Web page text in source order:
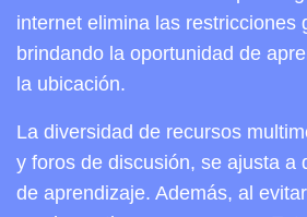
internet elimina las restricciones
brindando la oportunidad de
la ubicación.
La diversidad de recursos
y foros de discusión, se ajusta a
de aprendizaje. Además, al